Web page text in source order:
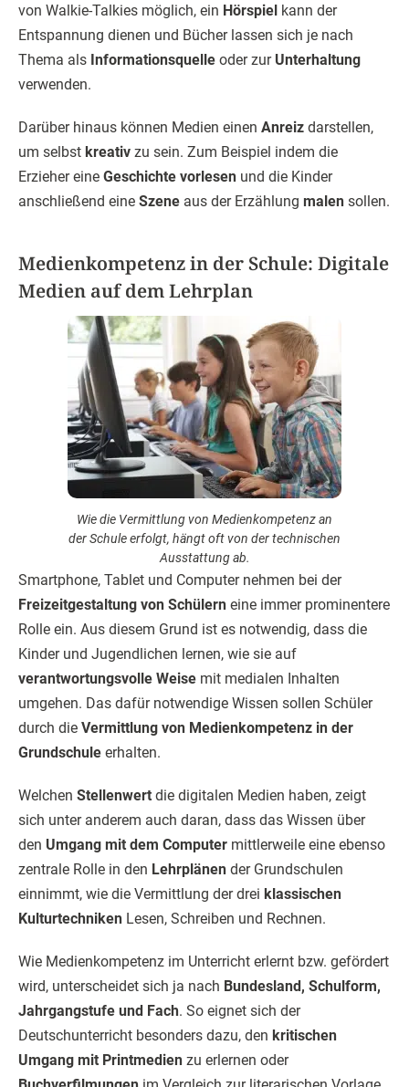
von Walkie-Talkies möglich, ein Hörspiel kann der
Entspannung dienen und Bücher lassen sich je nach
Thema als Informationsquelle oder zur Unterhaltung
verwenden.
Darüber hinaus können Medien einen Anreiz darstellen,
um selbst kreativ zu sein. Zum Beispiel indem die
Erzieher eine Geschichte vorlesen und die Kinder
anschließend eine Szene aus der Erzählung malen sollen.
Medienkompetenz in der Schule: Digitale
Medien auf dem Lehrplan
Wie die Vermittlung von Medien­kompetenz an
der Schule erfolgt, hängt oft von der technischen
Ausstattung ab.
Smartphone, Tablet und Computer nehmen bei der
Freizeitgestaltung von Schülern eine immer prominentere
Rolle ein. Aus diesem Grund ist es notwendig, dass die
Kinder und Jugendlichen lernen, wie sie auf
verantwortungsvolle Weise mit medialen Inhalten
umgehen. Das dafür notwendige Wissen sollen Schüler
durch die Vermittlung von Medienkompetenz in der
Grundschule erhalten.
Welchen Stellenwert die digitalen Medien haben, zeigt
sich unter anderem auch daran, dass das Wissen über
den Umgang mit dem Computer mittlerweile eine ebenso
zentrale Rolle in den Lehrplänen der Grundschulen
einnimmt, wie die Vermittlung der drei klassischen
Kulturtechniken Lesen, Schreiben und Rechnen.
Wie Medienkompetenz im Unterricht erlernt bzw. gefördert
wird, unterscheidet sich ja nach Bundesland, Schulform,
Jahrgangstufe und Fach. So eignet sich der
Deutschunterricht besonders dazu, den kritischen
Umgang mit Printmedien zu erlernen oder